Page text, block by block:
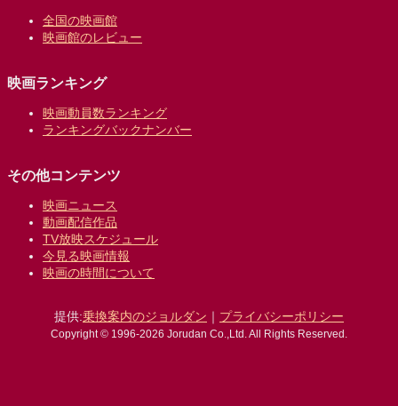
全国の映画館
映画館のレビュー
映画ランキング
映画動員数ランキング
ランキングバックナンバー
その他コンテンツ
映画ニュース
動画配信作品
TV放映スケジュール
今見る映画情報
映画の時間について
提供:乗換案内のジョルダン ｜ プライバシーポリシー
Copyright © 1996-2026 Jorudan Co.,Ltd. All Rights Reserved.